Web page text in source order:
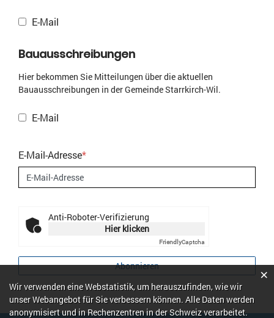
E-Mail
Bauausschreibungen
Hier bekommen Sie Mitteilungen über die aktuellen
Bauausschreibungen in der Gemeinde Starrkirch-Wil.
E-Mail
E-Mail-Adresse*
Anti-Roboter-Verifizierung
Hier klicken
FriendlyCaptcha
Abonnieren
Webstatistik
Wir verwenden eine Webstatistik, um herauszufinden, wie wir
unser Webangebot für Sie verbessern können. Alle Daten werden
anonymisiert und in Rechenzentren in der Schweiz verarbeitet.
×